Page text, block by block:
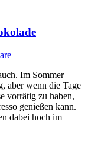
Im Sommer
aber wenn die Tage
vorrätig zu haben,
genießen kann.
dabei hoch im